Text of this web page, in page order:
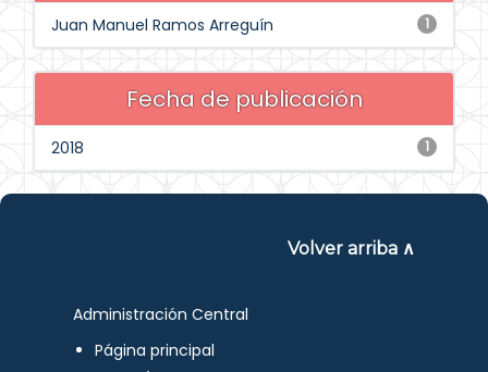
1
Juan Manuel Ramos Arreguín
Fecha de publicación
1
2018
Volver arriba ∧
Administración Central
Página principal